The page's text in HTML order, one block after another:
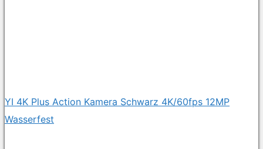
YI 4K Plus Action Kamera Schwarz 4K/60fps 12MP
Wasserfest